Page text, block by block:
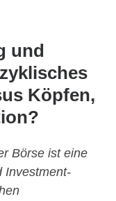
und
Köpfen,
Börse ist eine
Investment-